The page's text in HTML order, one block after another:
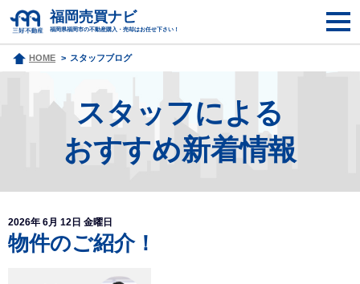
福岡県福岡市の不動産購入・売却はお任せ下さい！
福岡売買ナビ
HOME スタッフブログ
スタッフによる
おすすめ新着情報
2026年 6月 12日 金曜日
物件のご紹介！